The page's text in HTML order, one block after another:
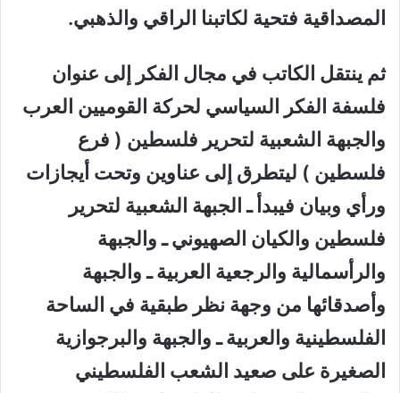
المصداقية فتحية لكاتبنا الراقي والذهبي.
ثم ينتقل الكاتب في مجال الفكر إلى عنوان
فلسفة الفكر السياسي لحركة القوميين العرب
والجبهة الشعبية لتحرير فلسطين ( فرع
فلسطين ) ليتطرق إلى عناوين وتحت أيجازات
ورأي وبيان فيبدأ ـ الجبهة الشعبية لتحرير
فلسطين والكيان الصهيوني ـ والجبهة
والرأسمالية والرجعية العربية ـ والجبهة
وأصدقائها من وجهة نظر طبقية في الساحة
الفلسطينية والعربية ـ والجبهة والبرجوازية
الصغيرة على صعيد الشعب الفلسطيني